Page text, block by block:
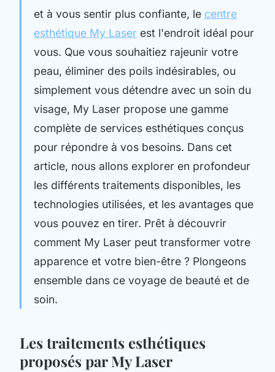
et à vous sentir plus confiante, le centre
esthétique My Laser est l'endroit idéal pour
vous. Que vous souhaitiez rajeunir votre
peau, éliminer des poils indésirables, ou
simplement vous détendre avec un soin du
visage, My Laser propose une gamme
complète de services esthétiques conçus
pour répondre à vos besoins. Dans cet
article, nous allons explorer en profondeur
les différents traitements disponibles, les
technologies utilisées, et les avantages que
vous pouvez en tirer. Prêt à découvrir
comment My Laser peut transformer votre
apparence et votre bien-être ? Plongeons
ensemble dans ce voyage de beauté et de
soin.
Les traitements esthétiques
proposés par My Laser